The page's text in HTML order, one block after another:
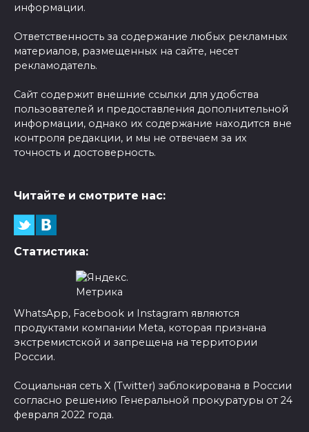
информации.
Ответственность за содержание любых рекламных
материалов, размещенных на сайте, несет
рекламодатель.
Сайт содержит внешние ссылки для удобства
пользователей и предоставления дополнительной
информации, однако их содержание находится вне
контроля редакции, и мы не отвечаем за их
точность и достоверность.
Читайте и смотрите нас:
Статистика:
WhatsApp, Facebook и Instagram являются
продуктами компании Meta, которая признана
экстремистской и запрещена на территории
России.
Социальная сеть X (Twitter) заблокирована в России
согласно решению Генеральной прокуратуры от 24
февраля 2022 года.